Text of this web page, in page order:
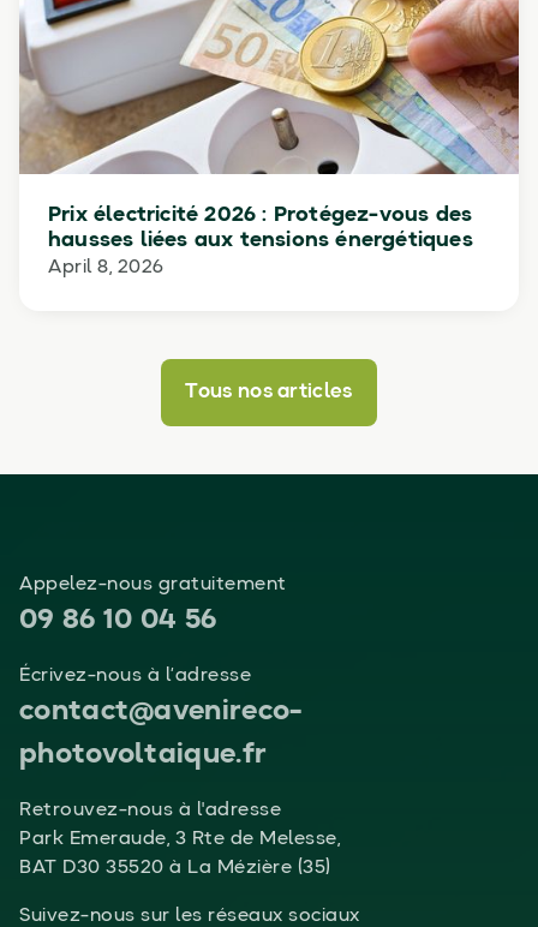
Prix électricité 2026 : Protégez-vous des
hausses liées aux tensions énergétiques
April 8, 2026
Tous nos articles
Appelez-nous gratuitement
09 86 10 04 56
Écrivez-nous à l’adresse
contact@avenireco-
photovoltaique.fr
Retrouvez-nous à l'adresse
Park Emeraude, 3 Rte de Melesse,
BAT D30 35520 à La Mézière (35)
Suivez-nous sur les réseaux sociaux